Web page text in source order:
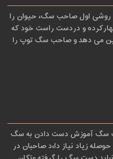
اول صاحب سگ، حیوان را
و دردست راست خود که
می دهد و صاحب سگ توپ را
سگ آموزش دست دادن به سگ
زیاد نیاز دا،د صاحبان در